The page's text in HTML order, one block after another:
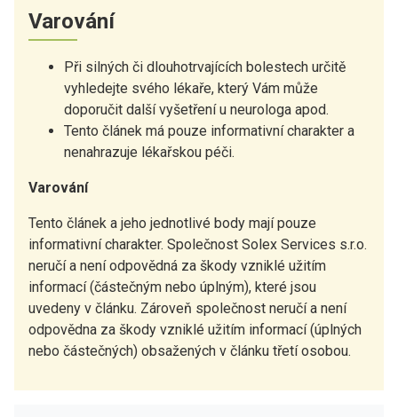
Varování
Při silných či dlouhotrvajících bolestech určitě
vyhledejte svého lékaře, který Vám může
doporučit další vyšetření u neurologa apod.
Tento článek má pouze informativní charakter a
nenahrazuje lékařskou péči.
Varování
Tento článek a jeho jednotlivé body mají pouze
informativní charakter. Společnost Solex Services s.r.o.
neručí a není odpovědná za škody vzniklé užitím
informací (částečným nebo úplným), které jsou
uvedeny v článku. Zároveň společnost neručí a není
odpovědna za škody vzniklé užitím informací (úplných
nebo částečných) obsažených v článku třetí osobou.